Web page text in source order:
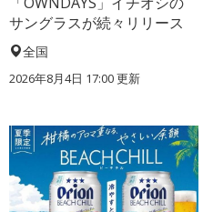
サングラスが続々リリース
全国
2026年8月4日 17:00更新